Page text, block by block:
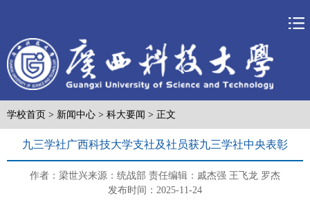
学校首页 > 新闻中心 > 科大要闻 > 正文
九三学社广西科技大学支社及社员获九三学社中央表彰
作者：梁世兴来源：统战部 责任编辑：戚杰强 王飞龙 罗杰
发布时间：2025-11-24